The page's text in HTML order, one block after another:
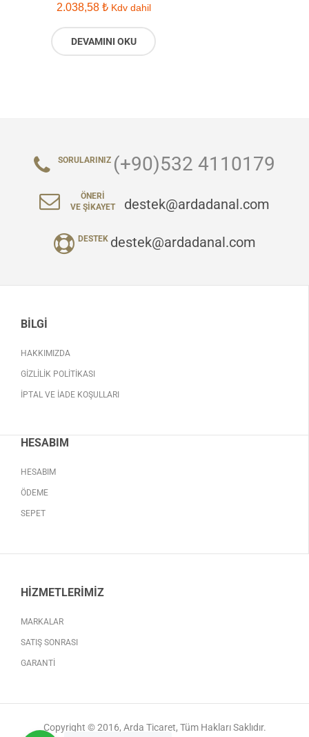
2.038,58 ₺ Kdv dahil
DEVAMINI OKU
SORULARINIZ (+90)532 4110179
ÖNERI
VE ŞIKAYET
destek@ardadanal.com
DESTEK destek@ardadanal.com
BILGI
HAKKIMIZDA
GIZLILIK POLITIKASI
İPTAL VE İADE KOŞULLARI
HESABIM
HESABIM
ÖDEME
SEPET
HIZMETLERIMIZ
MARKALAR
SATIŞ SONRASI
GARANTI
Copyright © 2016, Arda Ticaret, Tüm Hakları Saklıdır.